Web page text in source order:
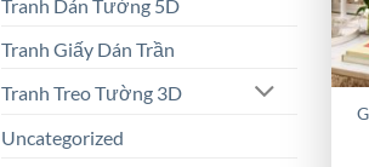
Tranh Dán Tường 5D
Tranh Giấy Dán Trần
Tranh Treo Tường 3D
Uncategorized